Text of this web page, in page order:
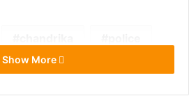
search
Show More